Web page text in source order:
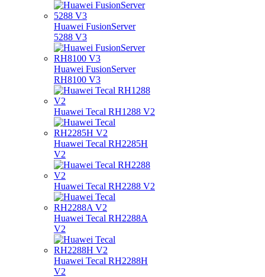
Huawei FusionServer
5288 V3
Huawei FusionServer
RH8100 V3
Huawei Tecal RH1288 V2
Huawei Tecal RH2285H
V2
Huawei Tecal RH2288 V2
Huawei Tecal RH2288A
V2
Huawei Tecal RH2288H
V2